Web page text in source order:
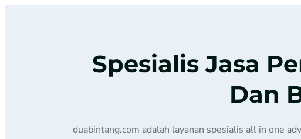
Spesialis Jasa
Dan
duabintang.com adalah layanan spesialis all in one